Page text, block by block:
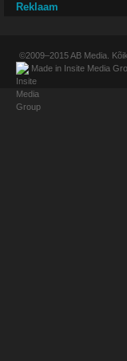
Reklaam
©2009–2015AB Media .
Made in Insite Media